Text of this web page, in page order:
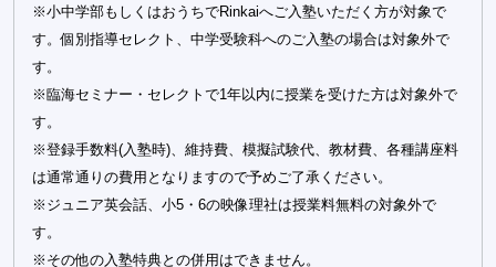
※小中学部もしくはおうちでRinkaiへご入塾いただく方が対象で
す。個別指導セレクト、中学受験科へのご入塾の場合は対象外で
す。
※臨海セミナー・セレクトで1年以内に授業を受けた方は対象外で
す。
※登録手数料(入塾時)、維持費、模擬試験代、教材費、各種講座料
は通常通りの費用となりますので予めご了承ください。
※ジュニア英会話、小5・6の映像理社は授業料無料の対象外で
す。
※その他の入塾特典との併用はできません。